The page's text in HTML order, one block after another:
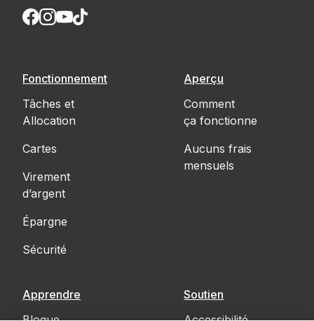
Fonctionnement
Tâches et
Allocation
Cartes
Virement
d’argent
Épargne
Sécurité
Aperçu
Comment
ça fonctionne
Aucuns frais
mensuels
Apprendre
Soutien